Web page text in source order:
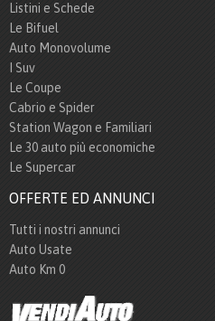
Listini e Schede
Le Bifuel
Auto Monovolume
I Suv
Le Coupe
Cabrio e Spider
Station Wagon e Familiari
Le 30 auto più economiche
Le Supercar
OFFERTE ED ANNUNCI
Tutti i nostri annunci
Auto Usate
Auto Km 0